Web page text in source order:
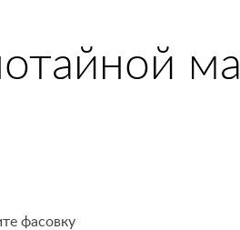
фасовку